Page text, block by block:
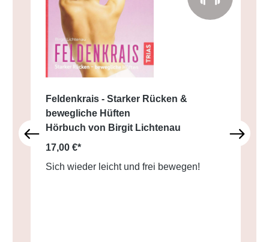
Feldenkrais - Starker Rücken &
bewegliche Hüften
Hörbuch von Birgit Lichtenau
17,00 €*
Sich wieder leicht und frei bewegen!